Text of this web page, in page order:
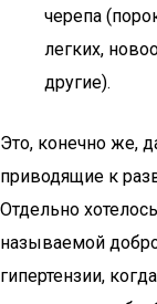
черепа
легких,
другие).
Это, конечно же,
приводящие к
Отдельно
называемой
гипертензии,